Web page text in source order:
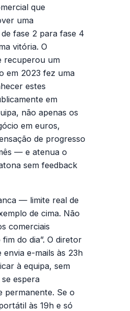
que
uma
fase 2 para fase 4
vitória. O
recuperou um
em 2023 fez uma
estes
em
não apenas os
em euros,
de progresso
— e atenua o
sem feedback
— limite real de
de cima. Não
comerciais
fim do dia”. O diretor
envia e-mails às 23h
à equipa, sem
espera
permanente. Se o
às 19h e só